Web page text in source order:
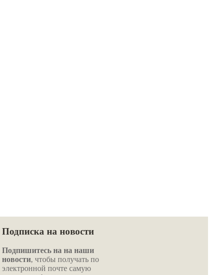
Подписка на новости
Подпишитесь на на наши
новости, чтобы получать по
электронной почте самую